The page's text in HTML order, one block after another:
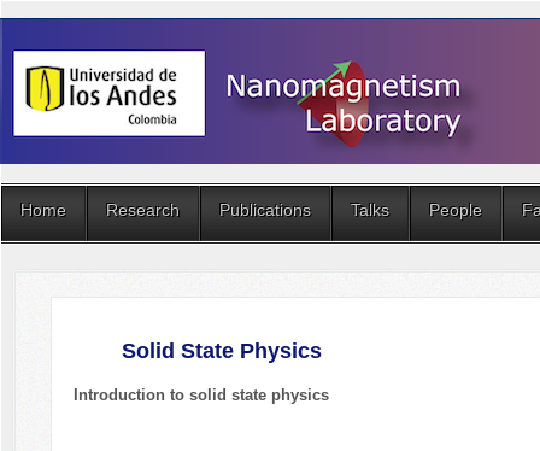
Home Research Publications Talks People
Solid State Physics
Introduction to solid state physics